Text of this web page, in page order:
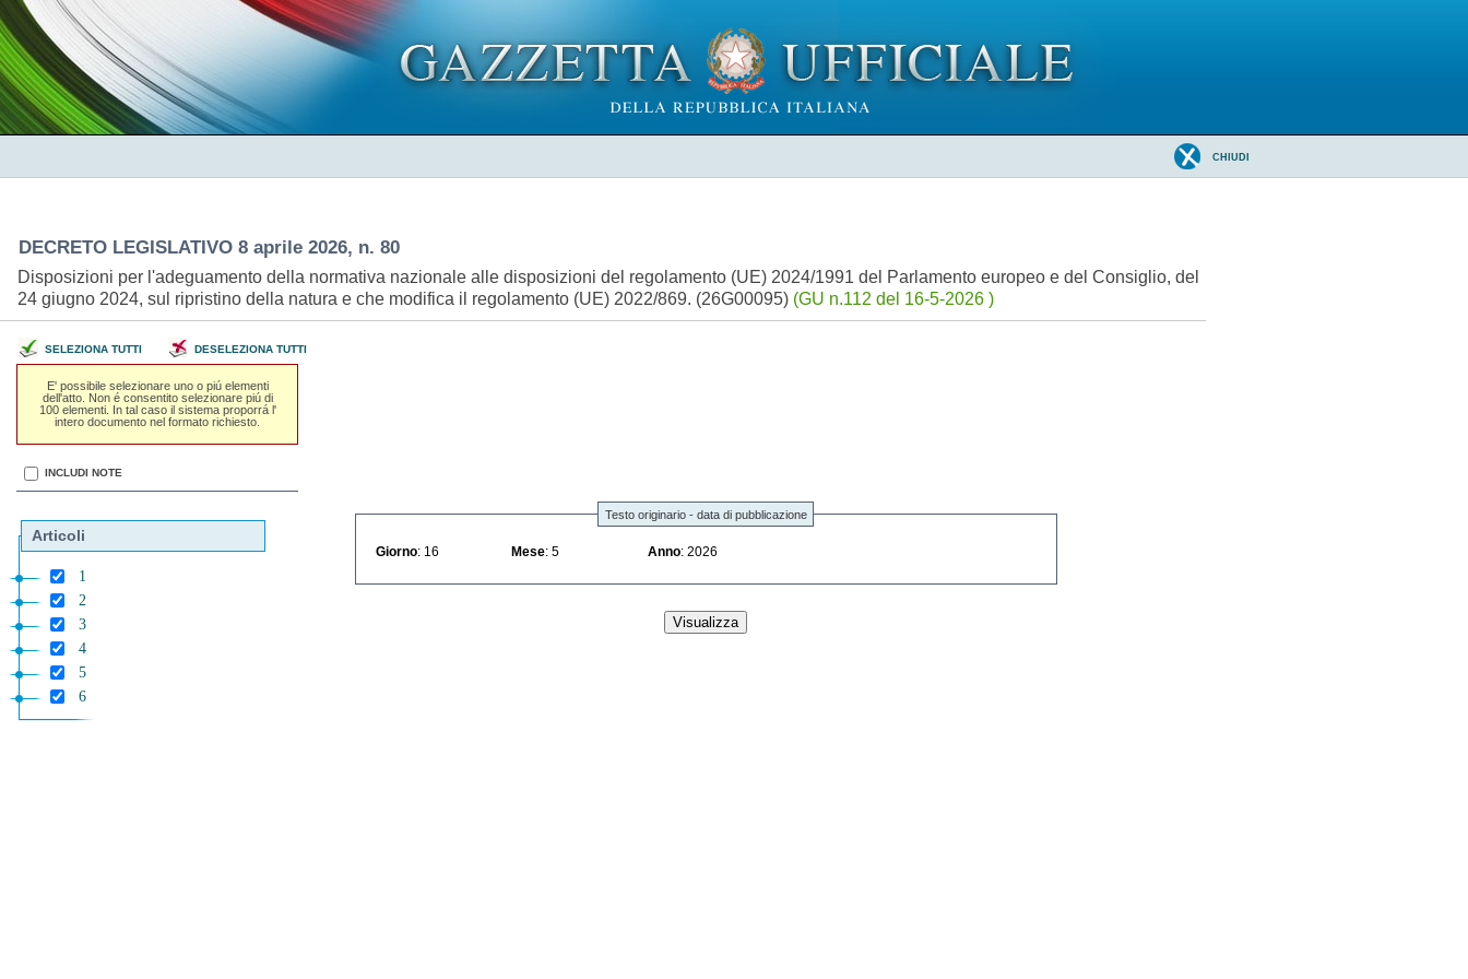
CHIUDI
DECRETO LEGISLATIVO 8 aprile 2026, n. 80
Disposizioni per l'adeguamento della normativa nazionale alle disposizioni del regolamento (UE) 2024/1991 del Parlamento europeo e del Consiglio, del
24 giugno 2024, sul ripristino della natura e che modifica il regolamento (UE) 2022/869. (26G00095) (GU n.112 del 16-5-2026 )
SELEZIONA TUTTI DESELEZIONA TUTTI
E' possibile selezionare uno o piú elementi
dell'atto. Non é consentito selezionare piú di
100 elementi. In tal caso il sistema proporrá l'
intero documento nel formato richiesto.
INCLUDI NOTE
Articoli
1
2
3
4
5
6
Testo originario - data di pubblicazione
Giorno : 16 Mese : 5 Anno : 2026